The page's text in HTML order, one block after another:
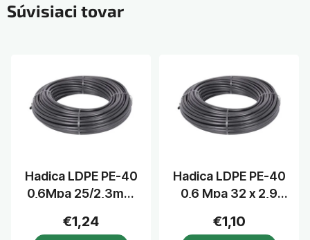
Súvisiaci tovar
Hadica LDPE PE-40
0,6Mpa 25/2,3mm
€1,24
Hadica LDPE PE-40
0,6 Mpa 32 x 2,9
€1,10